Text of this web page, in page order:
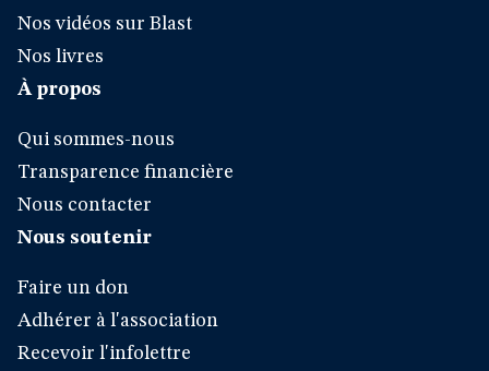
Nos vidéos sur Blast
Nos livres
À propos
Qui sommes-nous
Transparence financière
Nous contacter
Nous soutenir
Faire un don
Adhérer à l'association
Recevoir l'infolettre